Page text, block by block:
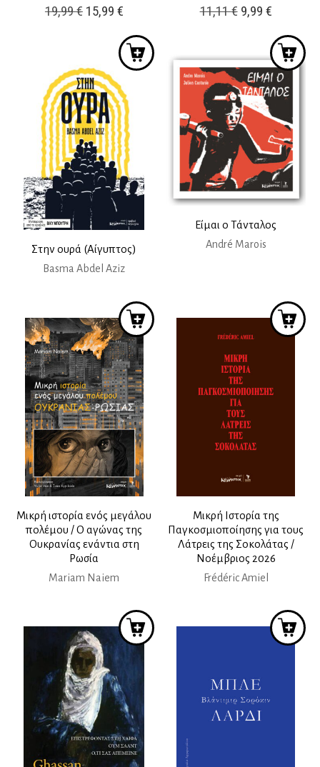
19,99€ Original
19,99 €.
15,99 €Η
τιμή
είναι:
15,99 €.
11,11€ Original
11,11 €.
9,99 €Η
τιμή
είναι:
9,99 €.
Στην ουρά (Αίγυπτος)
Βasma Abdel Aziz
Είμαι ο Τάνταλος
André Marois
Μικρή ιστορία ενός μεγάλου
πολέμου / O αγώνας της
Ουκρανίας ενάντια στη
Ρωσία
Mariam Naiem
Μικρή Ιστορία της
Παγκοσμιοποίησης για τους
Λάτρεις της Σοκολάτας /
Νοέμβριος 2026
Frédéric Amiel